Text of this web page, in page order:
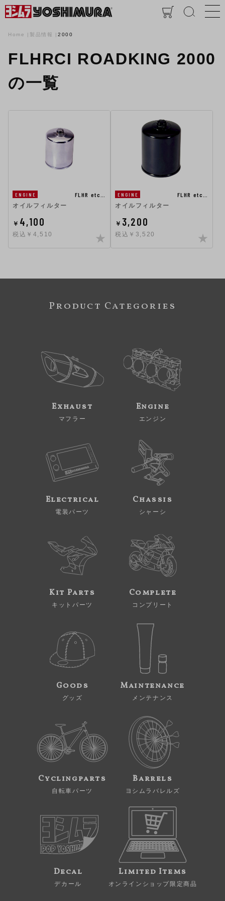
Home 製品情報 2000
FLHRCI ROADKING 2000
の一覧
ENGINE
FLHR etc…
オイルフィルター
￥ 4,100
税込￥4,510
ENGINE
FLHR etc…
オイルフィルター
￥ 3,200
税込￥3,520
Product Categories
Exhaust
マフラー
Engine
エンジン
Electrical
電装パーツ
Chassis
シャーシ
Kit Parts
キットパーツ
Complete
コンプリート
Goods
グッズ
Maintenance
メンテナンス
Cyclingparts
自転車パーツ
Barrels
ヨシムラバレルズ
Decal
デカール
Limited Items
オンラインショップ限定商品